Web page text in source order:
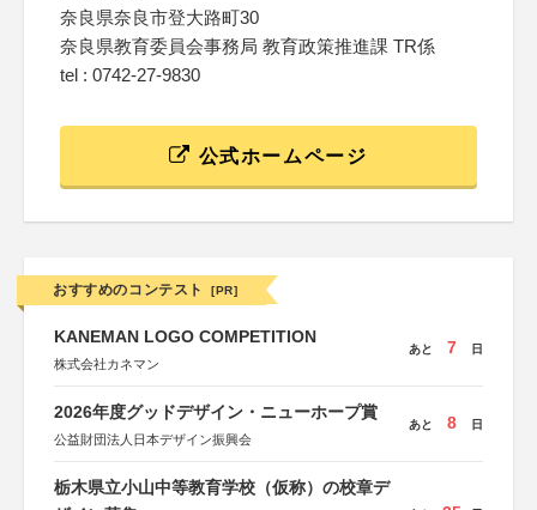
奈良県奈良市登大路町30
奈良県教育委員会事務局 教育政策推進課 TR係
tel : 0742‐27‐9830
公式ホームページ
おすすめのコンテスト [PR]
KANEMAN LOGO COMPETITION
株式会社カネマン
あと 7 日
2026年度グッドデザイン・ニューホープ賞
公益財団法人日本デザイン振興会
あと 8 日
栃木県立小山中等教育学校（仮称）の校章デ